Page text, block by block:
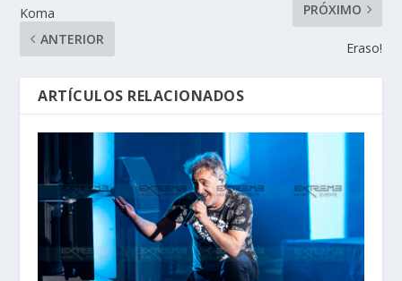
Koma
ANTERIOR
PRÓXIMO
Eraso!
ARTÍCULOS RELACIONADOS